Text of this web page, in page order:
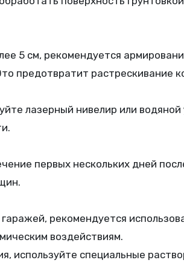
5 см, рекомендуется
предотвратит растрескивание
лазерный нивелир или
первых нескольких дней
рекомендуется
воздействиям.
используйте специальные